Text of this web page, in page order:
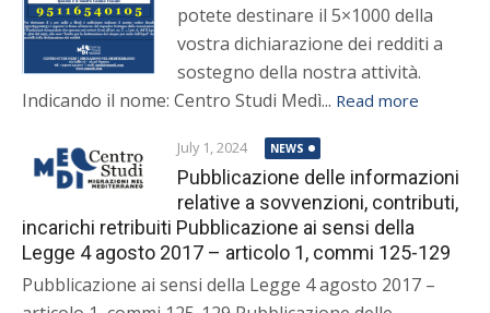
potete destinare il 5×1000 della
vostra dichiarazione dei redditi a
sostegno della nostra attività.
Indicando il nome: Centro Studi Medì... Read more
July 1, 2024 NEWS
Pubblicazione delle informazioni
relative a sovvenzioni, contributi,
incarichi retribuiti Pubblicazione ai sensi della
Legge 4 agosto 2017 – articolo 1, commi 125-129
Pubblicazione ai sensi della Legge 4 agosto 2017 –